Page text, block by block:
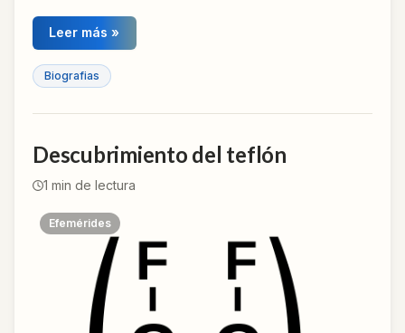
Leer más »
Biografias
Descubrimiento del teflón
1 min de lectura
Efemérides